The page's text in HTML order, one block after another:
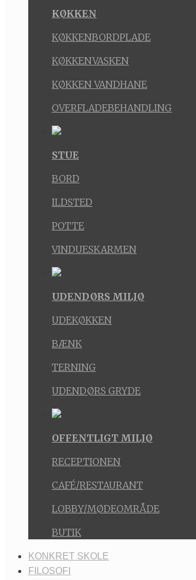
KØKKEN
KØKKENBORDPLADE
KØKKENVASKEN
KØKKEN VANDHANE
OVERFLADEBEHANDLING
STUE
BORD
ILDSTED
POTTE
VINDUESKARMEN
UDENDØRS MILJØ
UDEKØKKEN
BÆNK
TERNING
UDENDØRS GRYDE
OFFENTLIGT MILJØ
RECEPTIONEN
CAFÉ/RESTAURANT
LOBBY/MØDEOMRÅDE
BUTIK
KONKRET SKOLE
FILOSOFI